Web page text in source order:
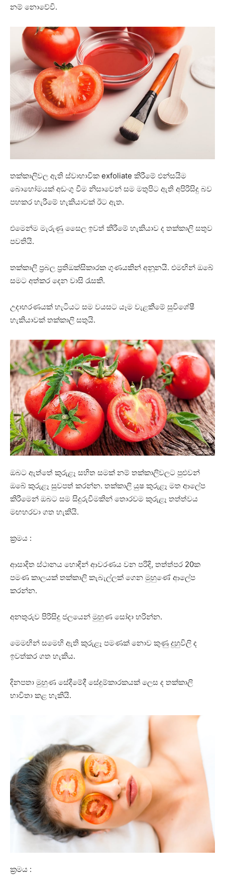
නම් නොවේවි.
තක්කාලිවල ඇති ස්වාභාවික exfoliate කිරීමේ එන්සයිම
බොහෝමයක් අඩංගු වීම නිසාවෙන් සම මතුපිට ඇති අපිරිසිදු බව
පහකර හැරීමේ හැකියාවක් ඊට ඇත.
එමෙන්ම මැරුණු සෛල ඉවත් කිරීමේ හැකියාව ද තක්කාලි සතුව
පවතියි.
තක්කාලි ප්‍රබල ප්‍රතිඔක්සිකාරක ගුණයකින් අනූනයි. එමඟින් ඔබේ
සමට අත්කර දෙන වාසි රැසකි.
උදාහරණයක් හැටියට සම වයසට යෑම වැළකීමේ සුවිශේෂී
හැකියාවක් තක්කාලි සතුයි.
ඔබට ඇත්තේ කුරුළෑ සහිත සමක් නම් තක්කාලිවලට පුළුවන්
ඔබේ කුරුළෑ සුවපත් කරන්න. තක්කාලි යුෂ කුරුළෑ මත ආලේප
කිරීමෙන් ඔබට සම සිදුරුවීමකින් තොරවම කුරුළෑ තත්ත්වය
මඟහරවා ගත හැකියි.
ක්‍රමය :
ආසාදිත ස්ථානය හොඳින් ආවරණය වන පරිදි, තත්ත්පර 20ක
පමණ කාලයක් තක්කාලි කැබැල්ලක් ගෙන මුහුණේ ආලේප
කරන්න.
අනතුරුව පිරිසිදු ජලයෙන් මුහුණ සෝදා හරින්න.
මෙමඟින් සමෙහි ඇති කුරුළෑ පමණක් නොව කුණු දුහුවිලි ද
ඉවත්කර ගත හැකිය.
දිනපතා මුහුණ සේදීමේදී සේදුම්කාරකයක් ලෙස ද තක්කාලි
භාවිතා කළ හැකියි.
ක්‍රමය :